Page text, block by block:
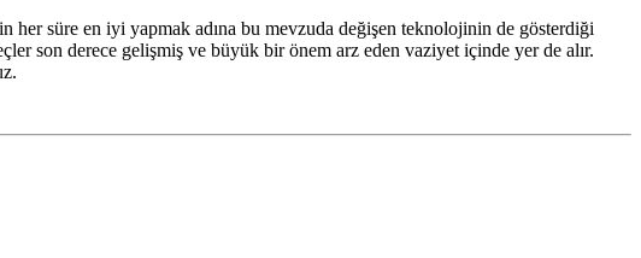
süre en iyi yapmak adına bu mevzuda değişen teknolojinin de gösterdiği
son derece gelişmiş ve büyük bir önem arz eden vaziyet içinde yer de alır.